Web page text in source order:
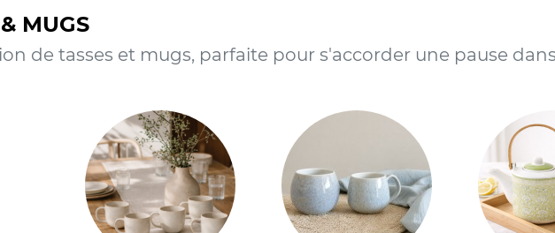
MUGS
de tasses et mugs, parfaite pour s'accorder une pause